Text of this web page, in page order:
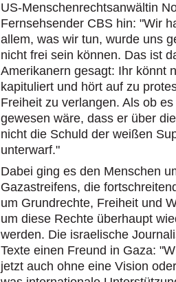
US-Menschenrechtsanwältin
Fernsehsender CBS hin: "Wir
allem, was wir tun, wurde uns
nicht frei sein können. Das ist
Amerikanern gesagt: Ihr könnt
kapituliert und hört auf zu
Freiheit zu verlangen. Als ob
gewesen wäre, dass er über
nicht die Schuld der weißen
unterwarf."
Dabei ging es den Menschen
Gazastreifens, die
um Grundrechte, Freiheit und
um diese Rechte überhaupt
werden. Die israelische
Texte einen Freund in Gaza:
jetzt auch ohne eine Vision